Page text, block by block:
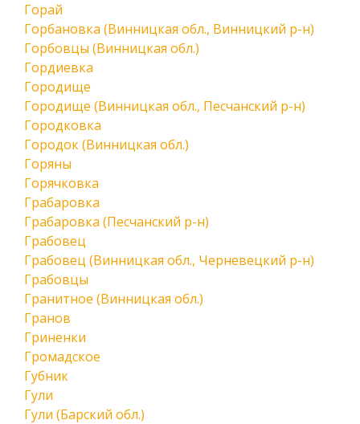
Горай
Горбановка (Винницкая обл., Винницкий р-н)
Горбовцы (Винницкая обл.)
Гордиевка
Городище
Городище (Винницкая обл., Песчанский р-н)
Городковка
Городок (Винницкая обл.)
Горяны
Горячковка
Грабаровка
Грабаровка (Песчанский р-н)
Грабовец
Грабовец (Винницкая обл., Черневецкий р-н)
Грабовцы
Гранитное (Винницкая обл.)
Гранов
Гриненки
Громадское
Губник
Гули
Гули (Барский обл.)